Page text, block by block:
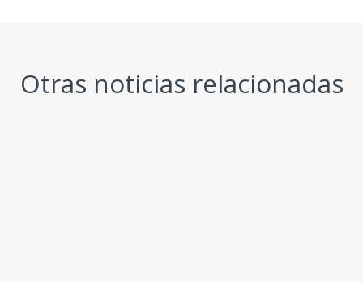
Otras noticias relacionadas